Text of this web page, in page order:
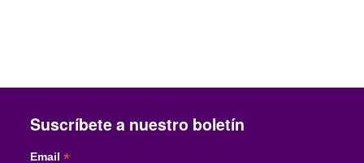
Suscríbete a nuestro boletín
Email *